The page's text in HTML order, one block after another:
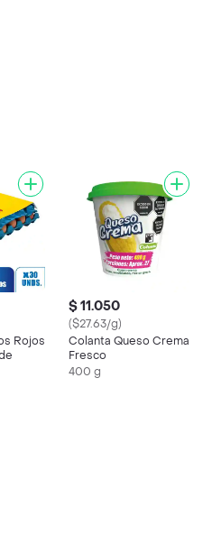
Rojos
$ 11.050
($27.63/g)
Colanta Queso Crema
Fresco
400 g